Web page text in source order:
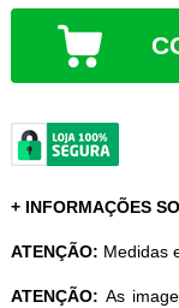
+ INFORMAÇÕES
ATENÇÃO: Medidas
ATENÇÃO: As